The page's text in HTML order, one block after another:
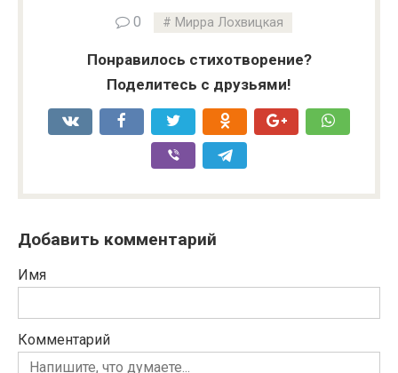
0 Мирра Лохвицкая
Понравилось стихотворение?
Поделитесь с друзьями!
Добавить комментарий
Имя
Комментарий